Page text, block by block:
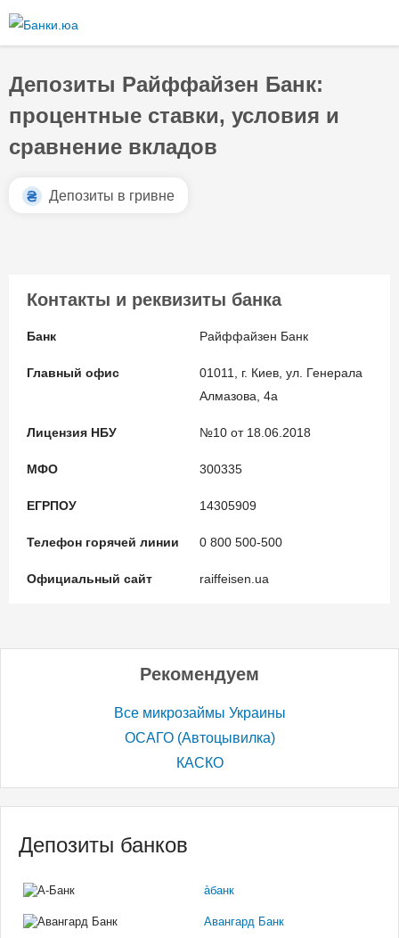
содержанию
Депозиты Райффайзен Банк:
процентные ставки, условия и
сравнение вкладов
Депозиты в гривне
Контакты и реквизиты банка
Банк Райффайзен Банк
Главный офис
01011, г. Киев, ул. Генерала
Алмазова, 4а
Лицензия НБУ №10 от 18.06.2018
МФО 300335
ЕГРПОУ 14305909
Телефон горячей линии 0 800 500-500
Официальный сайт raiffeisen.ua
Рекомендуем
Все микрозаймы Украины
ОСАГО (Автоцывилка)
КАСКО
Депозиты банков
àбанк
Авангард Банк